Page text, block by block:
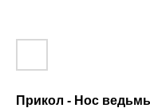
Прикол - Нос